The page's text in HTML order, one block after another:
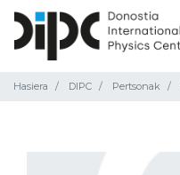
Hasiera DIPC Pertsonak